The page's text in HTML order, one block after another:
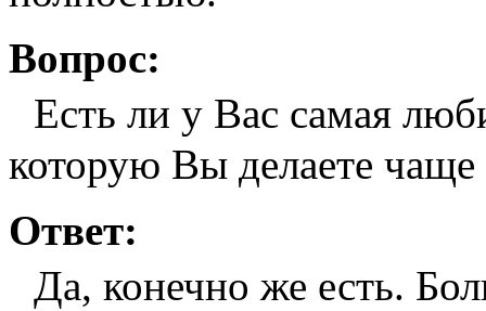
Вопрос:
Есть ли у Вас самая
которую Вы делаете чаще
Ответ:
Да, конечно же есть.